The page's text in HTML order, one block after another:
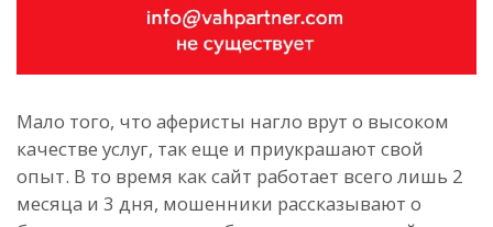
Мало того, что аферисты нагло врут о высоком
качестве услуг, так еще и приукрашают свой
опыт. В то время как сайт работает всего лишь 2
месяца и 3 дня, мошенники рассказывают о